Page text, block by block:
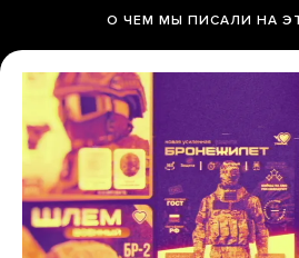
О ЧЕМ МЫ ПИСАЛИ НА